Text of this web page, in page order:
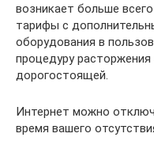
возникает больше
тарифы с
оборудования в
процедуру
дорогостоящей.
Интернет можно
время вашего